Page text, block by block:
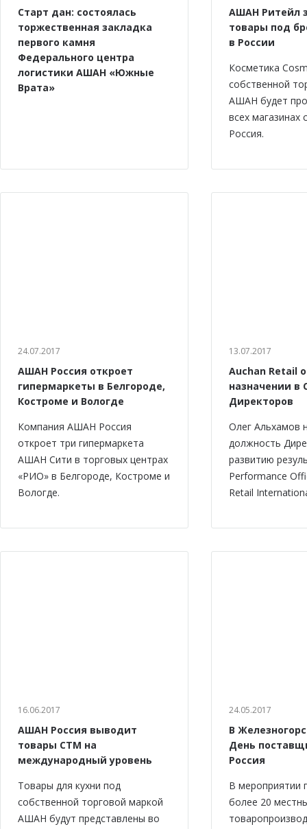
Старт дан: состоялась
торжественная закладка
первого камня
Федерального центра
логистики АШАН «Южные
Врата»
АШАН Ритейл
товары под
в России
Косметика
собственной
АШАН будет
всех
Россия.
24.07.2017
АШАН Россия откроет
гипермаркеты в Белгороде,
Костроме и Вологде
Компания АШАН Россия
откроет три гипермаркета
АШАН Сити в торговых центрах
«РИО» в Белгороде, Костроме и
Вологде.
13.07.2017
Auchan Retail
назначении в
Директоров
Олег Альхамов
должность
развитию
Performance
Retail
16.06.2017
АШАН Россия выводит
товары СТМ на
международный уровень
Товары для кухни под
собственной торговой маркой
АШАН будут представлены во
24.05.2017
В
День
Россия
В мероприятии
более 20